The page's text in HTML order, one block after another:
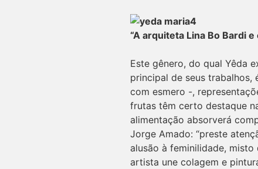
“A arquiteta Lina Bo Bardi
Este gênero, do qual Yêda
principal de seus trabalhos,
com esmero -,
frutas têm certo destaque
alimentação absorverá
Jorge Amado: “preste
alusão à feminilidade,
artista une colagem e